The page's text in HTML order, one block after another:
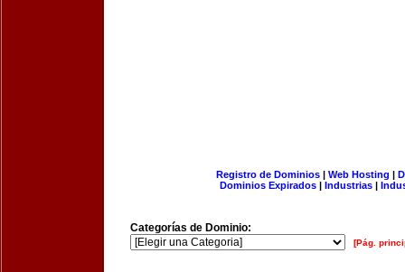
Registro de Dominios| Web Hosting |
Dominios Expirados | Industrias |
Categorías de Dominio:
[Pág.